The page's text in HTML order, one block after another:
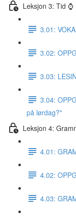
Leksjon 3: Tid ⌚️
3.01:
3.02:
3.03:
3.04:
på lørdag?"
Leksjon 4:
4.01:
4.02:
4.03: